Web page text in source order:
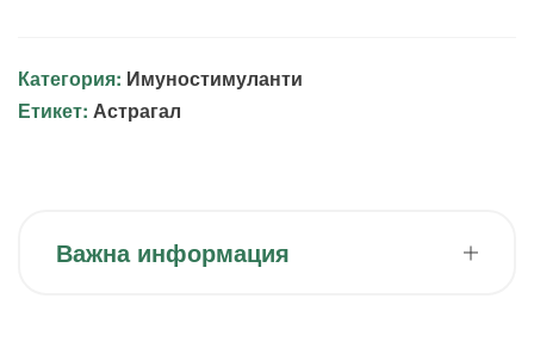
Категория: Имуностимуланти
Етикет: Астрагал
Важна информация